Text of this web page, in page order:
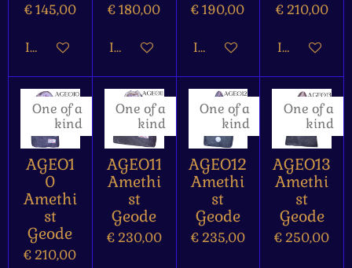
€ 145,00
In winkelwagen
€ 180,00
In winkelwagen
€ 190,00
In winkelwagen
€ 210,00
In
One of a
kind
AGEO1
0
Amethi
st
Geode
€ 210,00
One of a
kind
AGEO11
Amethi
st
Geode
€ 230,00
One of a
kind
AGEO12
Amethi
st
Geode
€ 235,00
One of a
kind
AGEO13
Amethi
st
Geode
€ 250,00